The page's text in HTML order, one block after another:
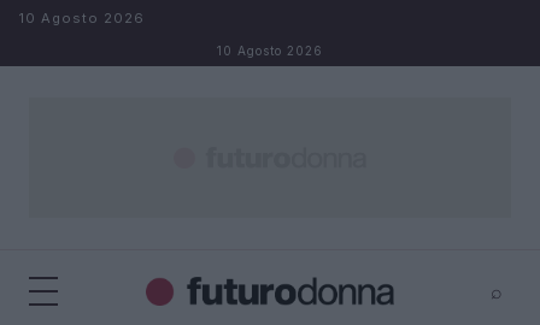
Salta al contenuto
10 Agosto 2026
10 Agosto 2026
⌕